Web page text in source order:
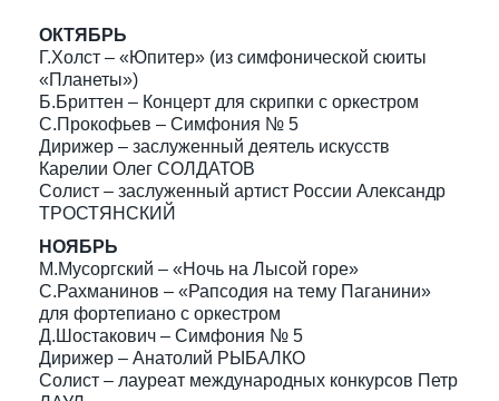
Festivals
ОКТЯБРЬ
Г.Холст – «Юпитер» (из симфонической сюиты
«Планеты»)
Б.Бриттен – Концерт для скрипки с оркестром
С.Прокофьев – Симфония № 5
Дирижер – заслуженный деятель искусств
Карелии Олег СОЛДАТОВ
Солист – заслуженный артист России Александр
ТРОСТЯНСКИЙ
НОЯБРЬ
М.Мусоргский – «Ночь на Лысой горе»
С.Рахманинов – «Рапсодия на тему Паганини»
для фортепиано с оркестром
Д.Шостакович – Симфония № 5
Дирижер – Анатолий РЫБАЛКО
Солист – лауреат международных конкурсов Петр